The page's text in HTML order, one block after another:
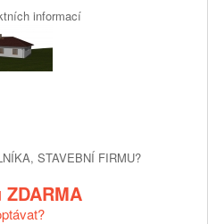
informací
STAVEBNÍ FIRMU?